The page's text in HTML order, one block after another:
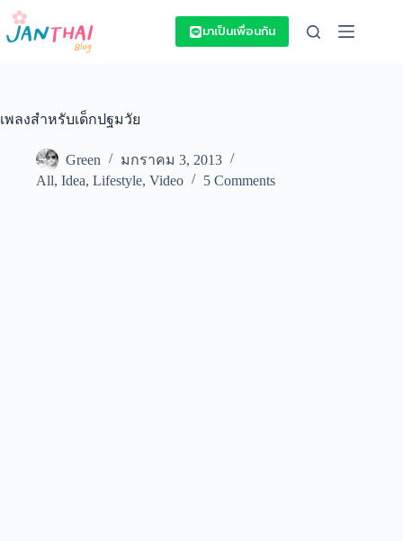
Skip
content
มาเป็นเพื่อนกัน
เพลงสำหรับเด็กปฐมวัย
Green
มกราคม 3, 2013
All, Idea, Lifestyle, Video 5 Comments